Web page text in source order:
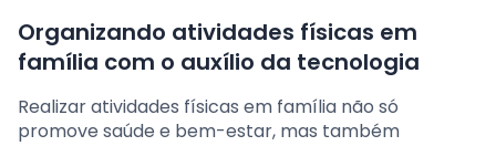
Organizando atividades físicas em
família com o auxílio da tecnologia
Realizar atividades físicas em família não só
promove saúde e bem-estar, mas também